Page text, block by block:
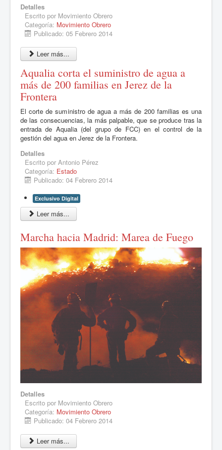
Detalles
Escrito por Movimiento Obrero
Categoría: Movimiento Obrero
Publicado: 05 Febrero 2014
Leer más...
Aqualia corta el suministro de agua a
más de 200 familias en Jerez de la
Frontera
El corte de suministro de agua a más de 200 familias es una
de las consecuencias, la más palpable, que se produce tras la
entrada de Aqualia (del grupo de FCC) en el control de la
gestión del agua en Jerez de la Frontera.
Detalles
Escrito por Antonio Pérez
Categoría: Estado
Publicado: 04 Febrero 2014
Exclusivo Digital
Leer más...
Marcha hacia Madrid: Marea de Fuego
Detalles
Escrito por Movimiento Obrero
Categoría: Movimiento Obrero
Publicado: 04 Febrero 2014
Leer más...